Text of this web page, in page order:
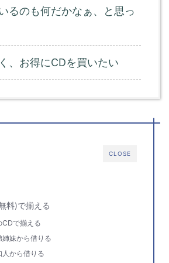
るのも何だかなぁ、と思っ
、お得にCDを買いたい
CLOSE
料)で揃える
CDで揃える
姉妹から借りる
人から借りる